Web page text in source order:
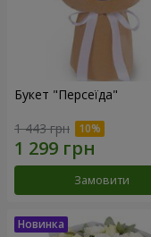
Букет "Персеїда"
1 443 грн
Замовити